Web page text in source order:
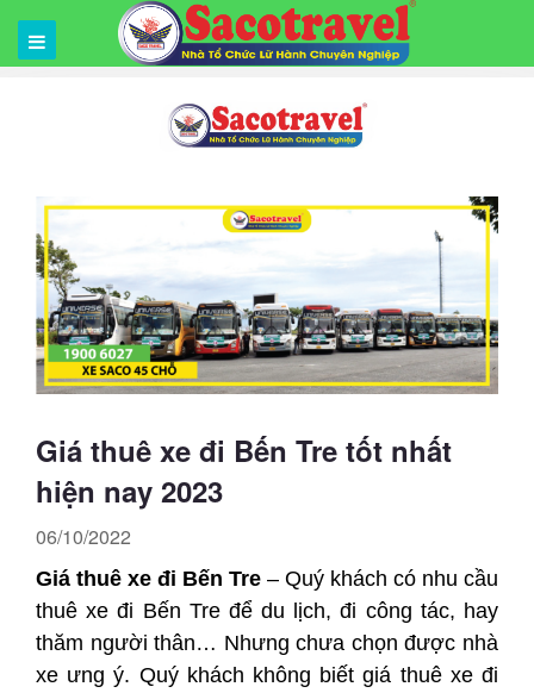
Giá thuê xe đi Bến Tre tốt nhất
hiện nay 2023
06/10/2022
Giá thuê xe đi Bến Tre – Quý khách có nhu cầu
thuê xe đi Bến Tre để du lịch, đi công tác, hay
thăm người thân… Nhưng chưa chọn được nhà
xe ưng ý. Quý khách không biết giá thuê xe đi